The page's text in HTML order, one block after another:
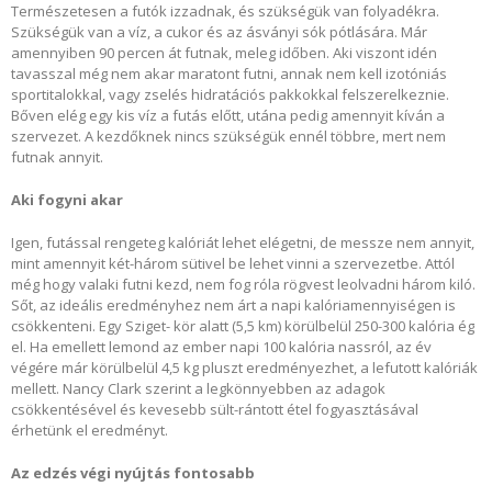
Természetesen a futók izzadnak, és szükségük van folyadékra.
Szükségük van a víz, a cukor és az ásványi sók pótlására. Már
amennyiben 90 percen át futnak, meleg időben. Aki viszont idén
tavasszal még nem akar maratont futni, annak nem kell izotóniás
sportitalokkal, vagy zselés hidratációs pakkokkal felszerelkeznie.
Bőven elég egy kis víz a futás előtt, utána pedig amennyit kíván a
szervezet. A kezdőknek nincs szükségük ennél többre, mert nem
futnak annyit.
Aki fogyni akar
Igen, futással rengeteg kalóriát lehet elégetni, de messze nem annyit,
mint amennyit két-három sütivel be lehet vinni a szervezetbe. Attól
még hogy valaki futni kezd, nem fog róla rögvest leolvadni három kiló.
Sőt, az ideális eredményhez nem árt a napi kalóriamennyiségen is
csökkenteni. Egy Sziget- kör alatt (5,5 km) körülbelül 250-300 kalória ég
el. Ha emellett lemond az ember napi 100 kalória nassról, az év
végére már körülbelül 4,5 kg pluszt eredményezhet, a lefutott kalóriák
mellett. Nancy Clark szerint a legkönnyebben az adagok
csökkentésével és kevesebb sült-rántott étel fogyasztásával
érhetünk el eredményt.
Az edzés végi nyújtás fontosabb